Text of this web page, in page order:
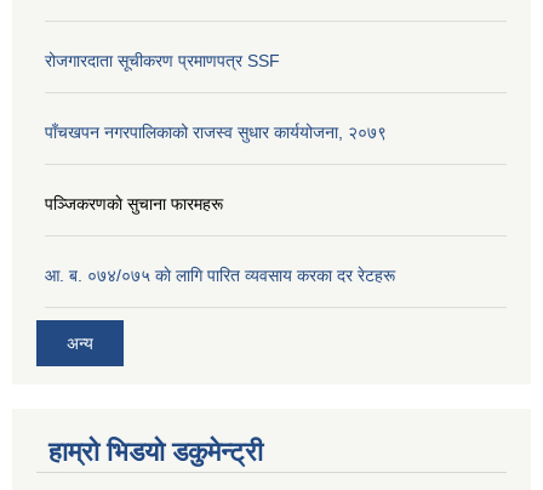
रोजगारदाता सूचीकरण प्रमाणपत्र SSF
पाँचखपन नगरपालिकाको राजस्व सुधार कार्ययोजना, २०७९
पञ्जिकरणकाे सुचाना फारमहरू
आ. ब. ०७४/०७५ काे लागि पारित व्यवसाय करका दर रेटहरू
अन्य
हाम्रो भिडयो डकुमेन्ट्री